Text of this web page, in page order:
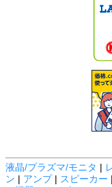
液晶/プラズマ/モニタ |
ン | アンプ| スピーカー |